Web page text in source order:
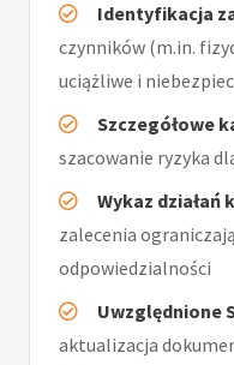
Identyfikacja
czynników (m.in.
uciążliwe i
Szczegółowe
szacowanie ryzyka
Wykaz działań
zalecenia
odpowiedzialności
Uwzględnione
aktualizacja